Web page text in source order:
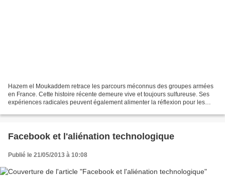
Hazem el Moukaddem retrace les parcours méconnus des groupes armées
en France. Cette histoire récente demeure vive et toujours sulfureuse. Ses
expériences radicales peuvent également alimenter la réflexion pour les
Facebook et l'aliénation technologique
Publié le 21/05/2013 à 10:08